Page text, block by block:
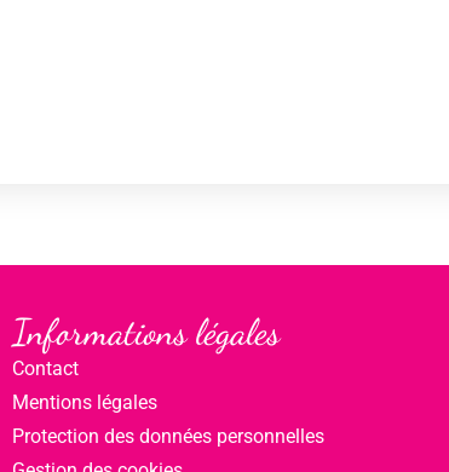
Informations légales
Contact
Mentions légales
Protection des données personnelles